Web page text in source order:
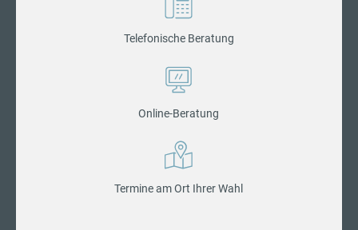
Telefonische Beratung
Online-Beratung
Termine am Ort Ihrer Wahl